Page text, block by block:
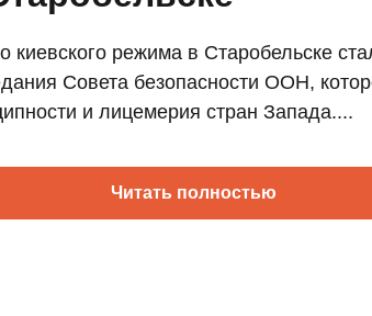
киевского режима в Старобельске
Совета безопасности ООН,
и лицемерия стран Запада....
Читать полностью